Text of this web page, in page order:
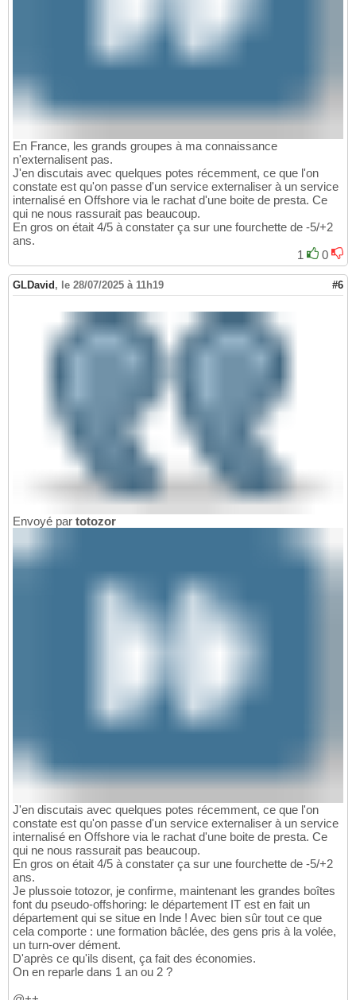
En France, les grands groupes à ma connaissance
n'externalisent pas.
J'en discutais avec quelques potes récemment, ce que l'on
constate est qu'on passe d'un service externaliser à un service
internalisé en Offshore via le rachat d'une boite de presta. Ce
qui ne nous rassurait pas beaucoup.
En gros on était 4/5 à constater ça sur une fourchette de -5/+2
ans.
1
0
GLDavid , le 28/07/2025 à 11h19 #6
Envoyé par totozor
J'en discutais avec quelques potes récemment, ce que l'on
constate est qu'on passe d'un service externaliser à un service
internalisé en Offshore via le rachat d'une boite de presta. Ce
qui ne nous rassurait pas beaucoup.
En gros on était 4/5 à constater ça sur une fourchette de -5/+2
ans.
Je plussoie totozor, je confirme, maintenant les grandes boîtes
font du pseudo-offshoring: le département IT est en fait un
département qui se situe en Inde ! Avec bien sûr tout ce que
cela comporte : une formation bâclée, des gens pris à la volée,
un turn-over dément.
D'après ce qu'ils disent, ça fait des économies.
On en reparle dans 1 an ou 2 ?